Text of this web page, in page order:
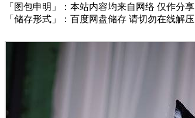
「图包申明」：本站内容均来自网络 仅作分享
「储存形式」：百度网盘储存 请切勿在线解压